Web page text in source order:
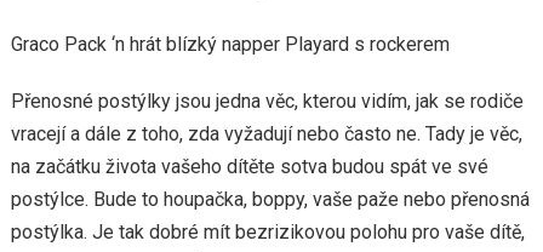
Graco Pack ‘n hrát blízký napper Playard s rockerem
Přenosné postýlky jsou jedna věc, kterou vidím, jak se rodiče
vracejí a dále z toho, zda vyžadují nebo často ne. Tady je věc,
na začátku života vašeho dítěte sotva budou spát ve své
postýlce. Bude to houpačka, boppy, vaše paže nebo přenosná
postýlka. Je tak dobré mít bezrizikovou polohu pro vaše dítě,